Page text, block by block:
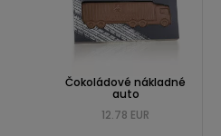
Čokoládové nákladné
auto
12.78 EUR